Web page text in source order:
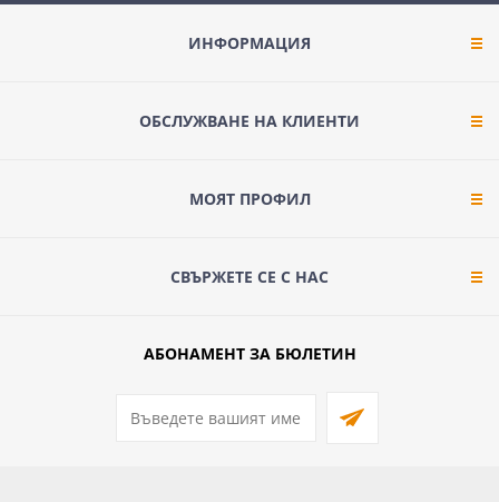
ИНФОРМАЦИЯ
ОБСЛУЖВАНЕ НА КЛИЕНТИ
МОЯТ ПРОФИЛ
СВЪРЖЕТЕ СЕ С НАС
АБОНАМЕНТ ЗА БЮЛЕТИН